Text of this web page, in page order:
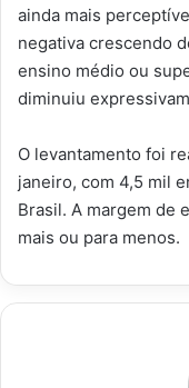
ainda mais
negativa crescendo
ensino médio ou
diminuiu
O levantamento foi
janeiro, com 4,5 mil
Brasil. A margem de
mais ou para menos.